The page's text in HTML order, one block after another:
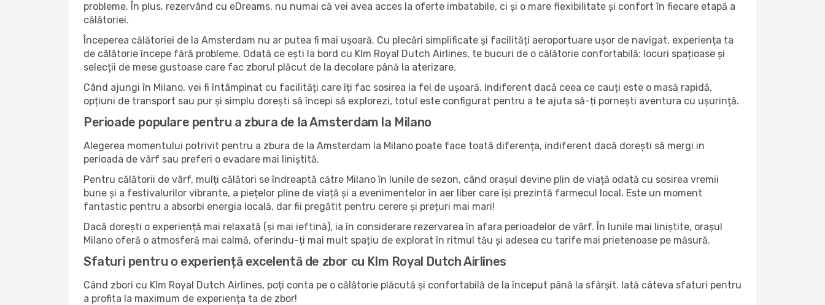
probleme. În plus, rezervând cu eDreams, nu numai că vei avea acces la oferte imbatabile, ci și o mare flexibilitate și confort în fiecare etapă a
călătoriei.
Începerea călătoriei de la Amsterdam nu ar putea fi mai ușoară. Cu plecări simplificate și facilități aeroportuare ușor de navigat, experiența ta
de călătorie începe fără probleme. Odată ce ești la bord cu Klm Royal Dutch Airlines, te bucuri de o călătorie confortabilă: locuri spațioase și
selecții de mese gustoase care fac zborul plăcut de la decolare până la aterizare.
Când ajungi în Milano, vei fi întâmpinat cu facilități care îți fac sosirea la fel de ușoară. Indiferent dacă ceea ce cauți este o masă rapidă,
opțiuni de transport sau pur și simplu dorești să începi să explorezi, totul este configurat pentru a te ajuta să-ți pornești aventura cu ușurință.
Perioade populare pentru a zbura de la Amsterdam la Milano
Alegerea momentului potrivit pentru a zbura de la Amsterdam la Milano poate face toată diferența, indiferent dacă dorești să mergi in
perioada de vârf sau preferi o evadare mai liniștită.
Pentru călătorii de vârf, mulți călători se îndreaptă către Milano în lunile de sezon, când orașul devine plin de viață odată cu sosirea vremii
bune și a festivalurilor vibrante, a piețelor pline de viață și a evenimentelor în aer liber care își prezintă farmecul local. Este un moment
fantastic pentru a absorbi energia locală, dar fii pregătit pentru cerere și prețuri mai mari!
Dacă dorești o experiență mai relaxată (și mai ieftină), ia în considerare rezervarea în afara perioadelor de vârf. În lunile mai liniștite, orașul
Milano oferă o atmosferă mai calmă, oferindu-ți mai mult spațiu de explorat în ritmul tău și adesea cu tarife mai prietenoase pe măsură.
Sfaturi pentru o experiență excelentă de zbor cu Klm Royal Dutch Airlines
Când zbori cu Klm Royal Dutch Airlines, poți conta pe o călătorie plăcută și confortabilă de la început până la sfârșit. Iată câteva sfaturi pentru
a profita la maximum de experiența ta de zbor!